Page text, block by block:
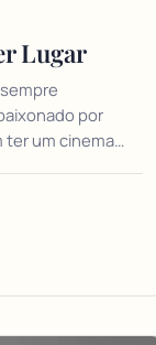
Lugar
por
ter um cinema…